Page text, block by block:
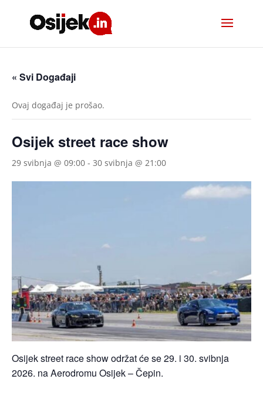
« Svi Događaji
Ovaj događaj je prošao.
Osijek street race show
29 svibnja @ 09:00 - 30 svibnja @ 21:00
Osijek street race show održat će se 29. i 30. svibnja
2026. na Aerodromu Osijek – Čepin.